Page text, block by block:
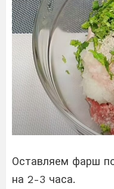
Оставляем фарш
на 2-3 часа.